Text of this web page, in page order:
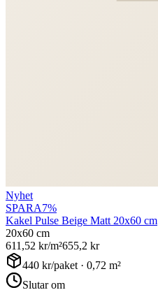
Nyhet
SPARA7%
Kakel Pulse Beige Matt 20x60 cm
20x60 cm
611,52 kr/m²655,2 kr
440 kr/paket · 0,72 m²
Slutar om